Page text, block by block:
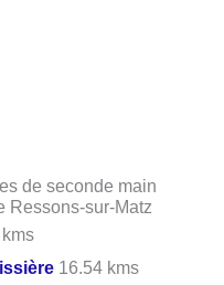
de seconde main
Ressons-sur-Matz
16.54 kms